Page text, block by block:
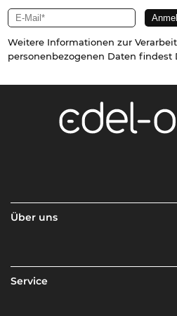
Weitere Informationen zur
personenbezogenen Daten findest
Über uns
Service